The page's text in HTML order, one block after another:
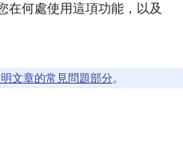
在何處使用這項功能，以及
文章的常見問題部分。